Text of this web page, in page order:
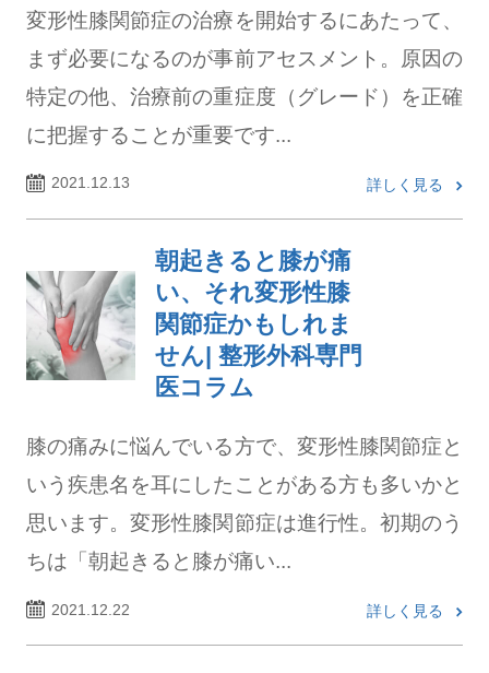
変形性膝関節症の治療を開始するにあたって、
まず必要になるのが事前アセスメント。原因の
特定の他、治療前の重症度（グレード）を正確
に把握することが重要です...
2021.12.13 詳しく見る
朝起きると膝が痛
い、それ変形性膝
関節症かもしれま
せん| 整形外科専門
医コラム
膝の痛みに悩んでいる方で、変形性膝関節症と
いう疾患名を耳にしたことがある方も多いかと
思います。変形性膝関節症は進行性。初期のう
ちは「朝起きると膝が痛い...
2021.12.22 詳しく見る